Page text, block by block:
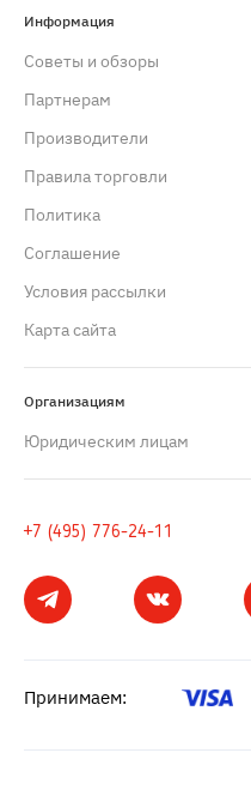
Информация
Советы и обзоры
Партнерам
Производители
Правила торговли
Политика
Cоглашение
Условия рассылки
Карта сайта
Организациям
Юридическим лицам
+7 (495) 776-24-11
Принимаем: